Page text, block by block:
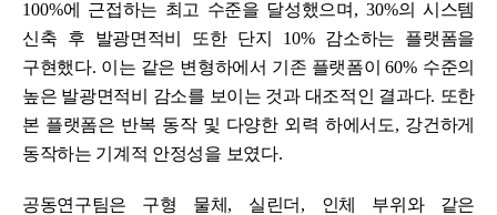
100%에 근접하는 최고 수준을 달성했으며 , 30%의 시스템
신축 후 발광면적비 또한 단지 10% 감소하는 플랫폼을
구현했다. 이는 같은 변형하에서 기존 플랫폼이60% 수준의
높은 발광면적비 감소를 보이는 것과 대조적인 결과다. 또한
본 플랫폼은 반복 동작 및 다양한 외력 하에서도, 강건하게
동작하는 기계적 안정성을 보였다.
공동연구팀은 구형 물체 , 실린더 , 인체 부위와 같은